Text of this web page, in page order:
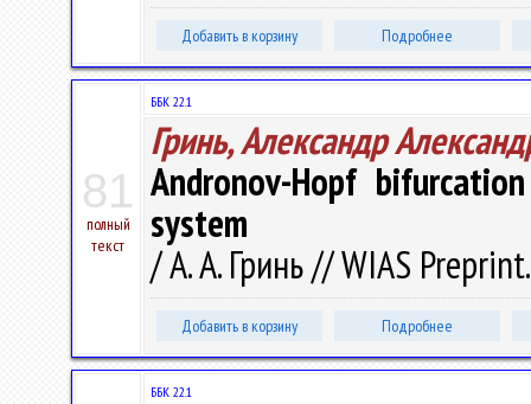
Добавить в корзину Подробнее
81
полный
текст
ББК 22.1
Гринь, Александр
Andronov-Hopf
system
/ А. А. Гринь // WIAS
Добавить в корзину Подробнее
ББК 22.1